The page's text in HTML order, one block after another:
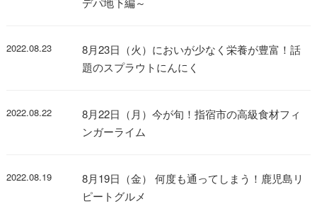
2022.08.23
8月23日（火）においが少なく栄養が豊富！話
題のスプラウトにんにく
2022.08.22
8月22日（月）今が旬！指宿市の高級食材フィ
ンガーライム
2022.08.19
8月19日（金） 何度も通ってしまう！鹿児島リ
ピートグルメ